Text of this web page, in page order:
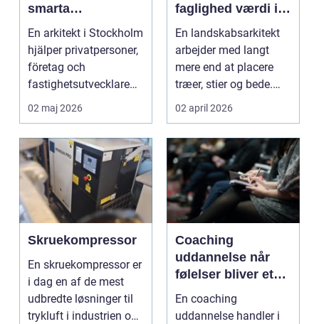
smarta
byggprojekt
En arkitekt i Stockholm
hjälper privatpersoner,
företag och
fastighetsutvecklare
att skapa hållbara,...
02 maj 2026
faglighed værdi i
uderum
En landskabsarkitekt
arbejder med langt
mere end at placere
træer, stier og bede.
Faget handler om a...
02 april 2026
Skruekompressor
En skruekompressor er
i dag en af de mest
udbredte løsninger til
trykluft i industrien og
Coaching
uddannelse når
følelser bliver et
aktiv i ledelse og
arbejdsliv
En coaching
uddannelse handler i